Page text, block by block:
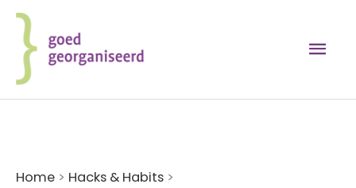
Ga
naar
inhoud
Home > Hacks & Habits >